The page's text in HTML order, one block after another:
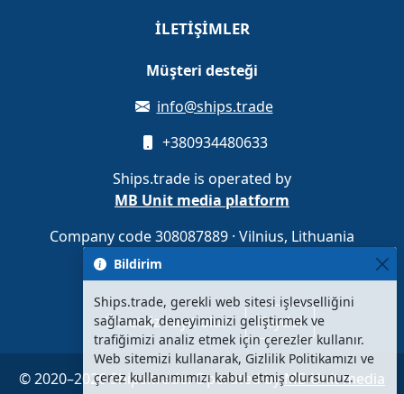
İLETIŞIMLER
Müşteri desteği
info@ships.trade
+380934480633
Ships.trade is operated by
MB Unit media platform
Company code 308087889 · Vilnius, Lithuania
Ücretsiz kayıt olun Kaydol
© 2020–2026 Ships.trade. Operated byMB Unit media
Bildirim
Ships.trade, gerekli web sitesi işlevselliğini
sağlamak, deneyiminizi geliştirmek ve
trafiğimizi analiz etmek için çerezler kullanır.
Web sitemizi kullanarak, Gizlilik Politikamızı ve
çerez kullanımımızı kabul etmiş olursunuz.